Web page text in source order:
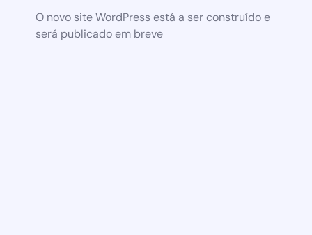
O novo site WordPress está a ser construído e
será publicado em breve